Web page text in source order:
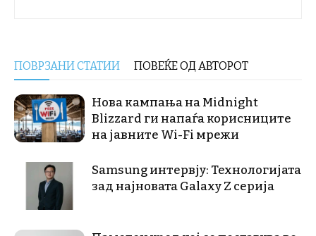
ПОВРЗАНИ СТАТИИ ПОВЕЌЕ ОД АВТОРОТ
Нова кампања на Midnight
Blizzard ги напаѓа корисниците
на јавните Wi-Fi мрежи
Samsung интервју: Технологијата
зад најновата Galaxy Z серија